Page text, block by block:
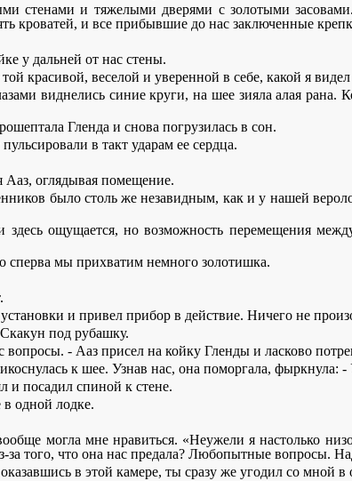
стенами и тяжелыми дверями с золотыми
кроватей, и все прибывшие до нас заключенные
у дальней от нас стены.
красивой, веселой и уверенной в себе, какой я видел
виднелись синие круги, на шее зияла алая рана.
Гленда и снова погрузилась в сон.
в такт ударам ее сердца.
Ааз, оглядывая помещение.
было столь же незавидным, как и у нашей
ощущается, но возможность перемещения
сперва мы прихватим немного золотишка.
и привел прибор в действие. Ничего не
под рубашку.
- Ааз присел на койку Гленды и ласково
к шее. Узнав нас, она поморгала, фыркнула:
и посадил спиной к стене.
в одной лодке.
могла мне нравиться. «Неужели я настолько
того, что она нас предала? Любопытные вопросы.
в этой камере, ты сразу же угодил со мной в